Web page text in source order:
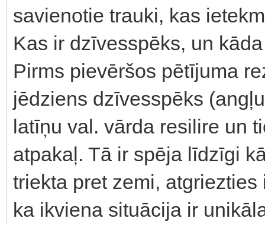
savienotie trauki, kas
Kas ir dzīvesspēks, un
Pirms pievēršos pētījuma
jēdziens dzīvesspēks
latīņu val. vārda resilire un
atpakaļ. Tā ir spēja līdzīgi
triekta pret zemi,
ka ikviena situācija ir